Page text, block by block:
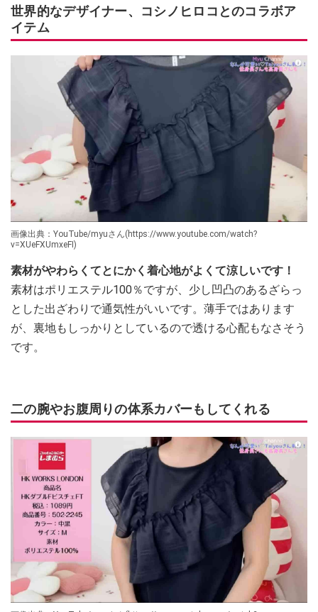
世界的なデザイナー、コシノヒロコとのコラボア
イテム
画像出典：YouTube/myuさん(https://www.youtube.com/watch?
v=XUeFXUmxeFI)
素材がやわらくてとにかく着心地がよくて涼しいです！
素材はポリエステル100％ですが、少し凹凸のあるざらっ
とした出ざわりで通気性がいいです。薄手ではあります
が、裏地もしっかりとしているので透ける心配もなさそう
です。
二の腕やお腹周りの体系カバーもしてくれる